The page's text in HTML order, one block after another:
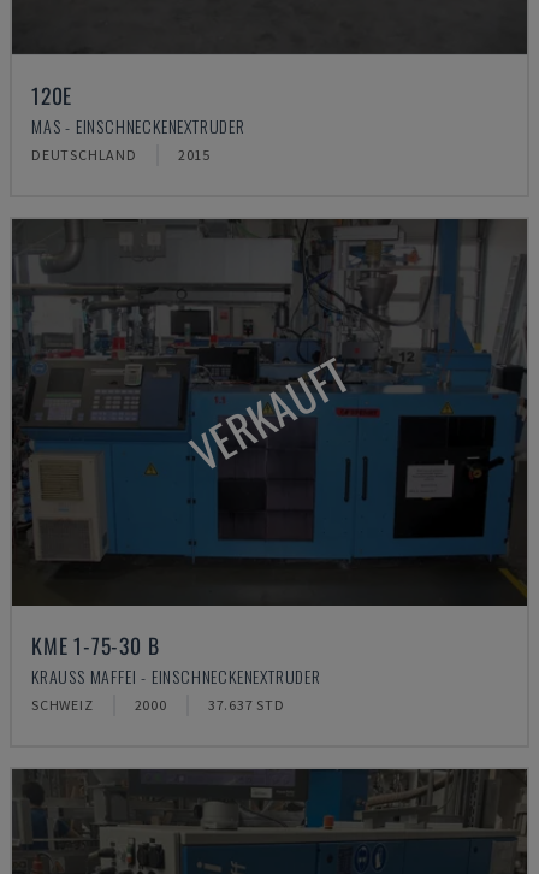
120E
MAS - EINSCHNECKENEXTRUDER
DEUTSCHLAND 2015
VERKAUFT
KME 1-75-30 B
KRAUSS MAFFEI - EINSCHNECKENEXTRUDER
SCHWEIZ 2000 37.637 STD